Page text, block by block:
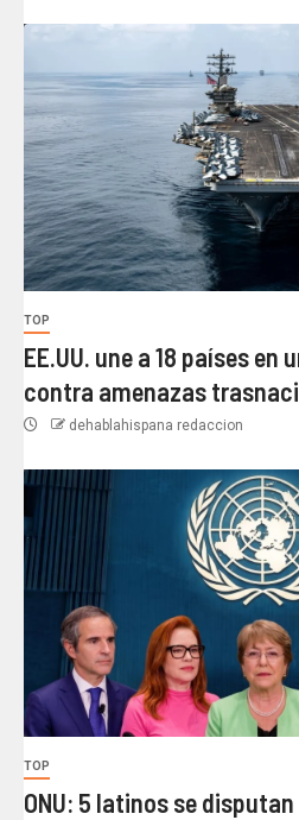
TOP
EE.UU. une a 18 países en
contra amenazas
dehablahispana redaccion
TOP
ONU: 5 latinos se